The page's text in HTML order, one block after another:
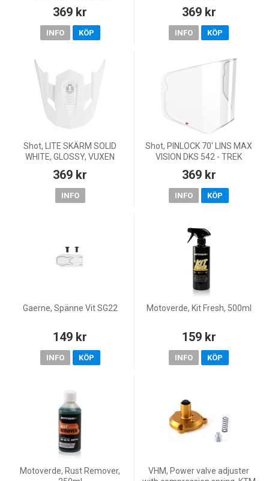
369 kr
INFO KÖP
369 kr
INFO KÖP
Shot, LITE SKÄRM SOLID
WHITE, GLOSSY, VUXEN
369 kr
INFO
Shot, PINLOCK 70' LINS MAX
VISION DKS 542 - TREK
369 kr
INFO KÖP
Gaerne, Spänne Vit SG22
149 kr
INFO KÖP
Motoverde, Kit Fresh, 500ml
159 kr
INFO KÖP
Motoverde, Rust Remover,
VHM, Power valve adjuster